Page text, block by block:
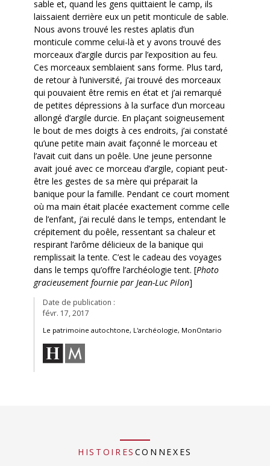
Date de publication :
févr. 17, 2017
Le patrimoine autochtone, L'archéologie, MonOntario
sable et, quand les gens quittaient le camp, ils
laissaient derrière eux un petit monticule de sable.
Nous avons trouvé les restes aplatis d’un
monticule comme celui-là et y avons trouvé des
morceaux d’argile durcis par l’exposition au feu.
Ces morceaux semblaient sans forme. Plus tard,
de retour à l’université, j’ai trouvé des morceaux
qui pouvaient être remis en état et j’ai remarqué
de petites dépressions à la surface d’un morceau
allongé d’argile durcie. En plaçant soigneusement
le bout de mes doigts à ces endroits, j’ai constaté
qu’une petite main avait façonné le morceau et
l’avait cuit dans un poêle. Une jeune personne
avait joué avec ce morceau d’argile, copiant peut-
être les gestes de sa mère qui préparait la
banique pour la famille. Pendant ce court moment
où ma main était placée exactement comme celle
de l’enfant, j’ai reculé dans le temps, entendant le
crépitement du poêle, ressentant sa chaleur et
respirant l’arôme délicieux de la banique qui
remplissait la tente. C’est le cadeau des voyages
dans le temps qu’offre l’archéologie tent. [Photo
gracieusement fournie par Jean-Luc Pilon]
HISTOIRES CONNEXES